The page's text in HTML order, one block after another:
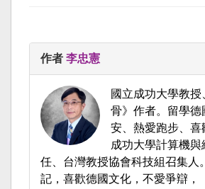
作者 李忠憲
國立成功大學教授
骨》作者。留學德
安、熱愛跑步、喜
成功大學計算機
任、台灣教授協會科技組召集人
記，喜歡德國文化，不愛爭辯，